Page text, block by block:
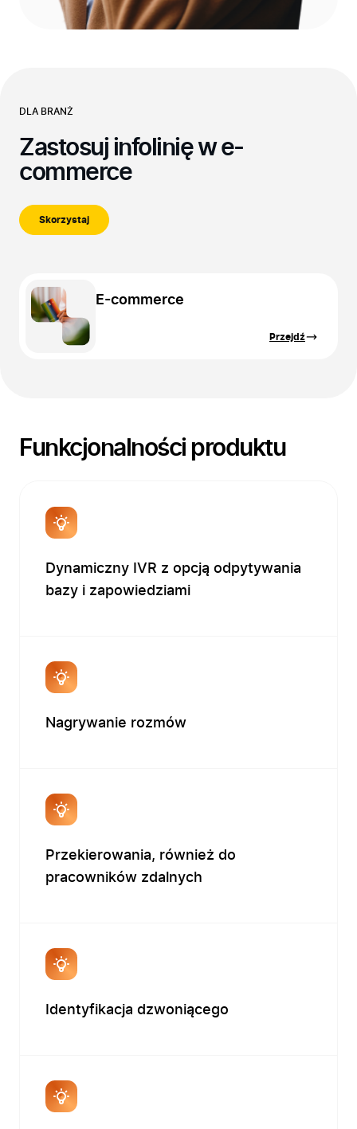
DLA BRANŻ
Zastosuj infolinię w e-
commerce
Skorzystaj
E-commerce
Przejdź
Funkcjonalności produktu
Dynamiczny IVR z opcją odpytywania
bazy i zapowiedziami
Nagrywanie rozmów
Przekierowania, również do
pracowników zdalnych
Identyfikacja dzwoniącego